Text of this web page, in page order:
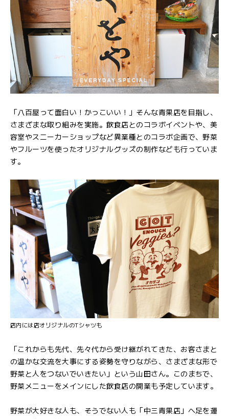
「八百屋って面白い！かっこいい！」そんな青果店を目指し、
さまざまな取り組みを実施。飲食店とのコラボイベントや、美
容室やスニーカーショップなど異業種とのコラボ企画で、野菜
やフルーツを使ったオリジナルグッズの制作なども行っていま
す。
店内には店オリジナルのTシャツも
「これからも先代、先々代から受け継がれてきた、お客さまと
の温かな交流を大事にする姿勢を守りながら、さまざまな形で
野菜と人をつないでいきたい」という山田さん。このまちで、
野菜メニューをメインにした飲食店の開業も予定しています。
野菜が大好きな人も、そうでない人も「中三青果店」へ足を運